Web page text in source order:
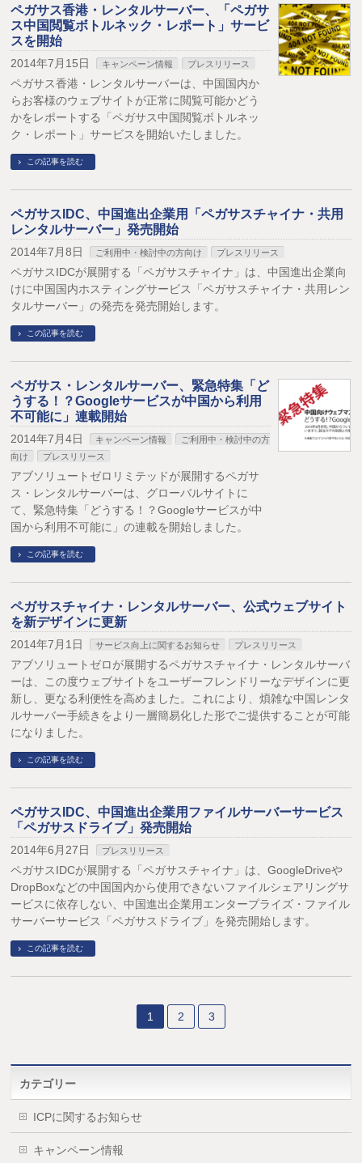
ペガサス香港・レンタルサーバー、「ペガサ
ス中国閲覧ボトルネック・レポート」サービ
スを開始
2014年7月15日 キャンペーン情報 プレスリリース
ペガサス香港・レンタルサーバーは、中国国内か
らお客様のウェブサイトが正常に閲覧可能かどう
かをレポートする「ペガサス中国閲覧ボトルネッ
ク・レポート」サービスを開始いたしました。
この記事を読む
ペガサスIDC、中国進出企業用「ペガサスチャイナ・共用
レンタルサーバー」発売開始
2014年7月8日 ご利用中・検討中の方向け プレスリリース
ペガサスIDCが展開する「ペガサスチャイナ」は、中国進出企業向
けに中国国内ホスティングサービス「ペガサスチャイナ・共用レン
タルサーバー」の発売を発売開始します。
この記事を読む
ペガサス・レンタルサーバー、緊急特集「ど
うする！？Googleサービスが中国から利用
不可能に」連載開始
2014年7月4日 キャンペーン情報
ご利用中・検討中の方
向け
プレスリリース
アブソリュートゼロリミテッドが展開するペガサ
ス・レンタルサーバーは、グローバルサイトに
て、緊急特集「どうする！？Googleサービスが中
国から利用不可能に」の連載を開始しました。
この記事を読む
ペガサスチャイナ・レンタルサーバー、公式ウェブサイト
を新デザインに更新
2014年7月1日 サービス向上に関するお知らせ プレスリリース
アブソリュートゼロが展開するペガサスチャイナ・レンタルサーバ
ーは、この度ウェブサイトをユーザーフレンドリーなデザインに更
新し、更なる利便性を高めました。これにより、煩雑な中国レンタ
ルサーバー手続きをより一層簡易化した形でご提供することが可能
になりました。
この記事を読む
ペガサスIDC、中国進出企業用ファイルサーバーサービス
「ペガサスドライブ」発売開始
2014年6月27日 プレスリリース
ペガサスIDCが展開する「ペガサスチャイナ」は、GoogleDriveや
DropBoxなどの中国国内から使用できないファイルシェアリングサ
ービスに依存しない、中国進出企業用エンタープライズ・ファイル
サーバーサービス「ペガサスドライブ」を発売開始します。
この記事を読む
1 2 3
カテゴリー
ICPに関するお知らせ
キャンペーン情報